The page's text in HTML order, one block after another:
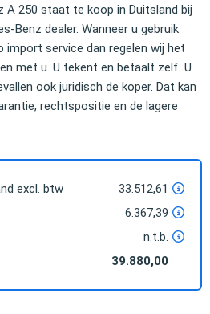
A 250 staat te koop in Duitsland bij
Benz dealer. Wanneer u gebruik
import service dan regelen wij het
met u. U tekent en betaalt zelf. U
ook juridisch de koper. Dat kan
rechtspositie en de lagere
excl. btw
33.512,61
6.367,39
n.t.b.
39.880,00